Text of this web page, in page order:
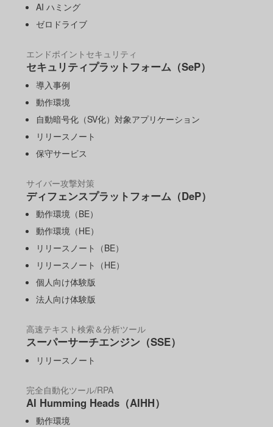
AI ハミング
ゼロドライブ
エンドポイントセキュリティ
セキュリティプラットフォーム（SeP）
導入事例
動作環境
自動暗号化（SV化）対象アプリケーション
リリースノート
保守サービス
サイバー攻撃対策
ディフェンスプラットフォーム（DeP）
動作環境（BE）
動作環境（HE）
リリースノート（BE）
リリースノート（HE）
個人向け体験版
法人向け体験版
高速テキスト検索＆分析ツール
スーパーサーチエンジン（SSE）
リリースノート
完全自動化ツール/RPA
AI Humming Heads（AIHH）
動作環境